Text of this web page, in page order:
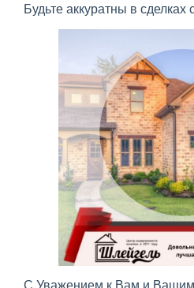
Будьте аккуратны в
С Уважением к Вам и Вашим